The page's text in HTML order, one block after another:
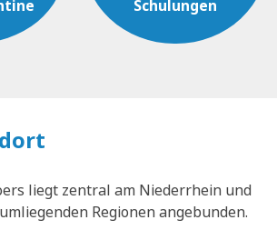
Schulungen
liegt zentral am Niederrhein und
Regionen angebunden.